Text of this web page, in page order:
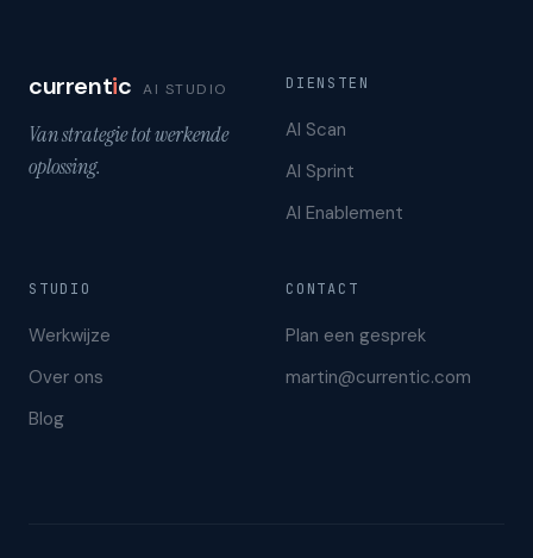
currentic AI STUDIO
Van strategie tot werkende
oplossing.
DIENSTEN
AI Scan
AI Sprint
AI Enablement
STUDIO
Werkwijze
Over ons
Blog
CONTACT
Plan een gesprek
martin@currentic.com